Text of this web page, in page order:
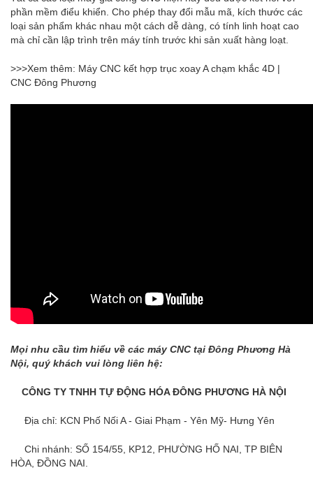
phần mềm điểu khiển. Cho phép thay đổi mẫu mã, kích thước các
loại sản phẩm khác nhau một cách dễ dàng, có tính linh hoạt cao
mà chỉ cần lập trình trên máy tính trước khi sản xuất hàng loạt.
>>>Xem thêm: Máy CNC kết hợp trục xoay A chạm khắc 4D |
CNC Đông Phương
Mọi nhu cầu tìm hiểu về các máy CNC tại Đông Phương Hà
Nội, quý khách vui lòng liên hệ:
CÔNG TY TNHH TỰ ĐỘNG HÓA ĐÔNG PHƯƠNG HÀ NỘI
Địa chỉ: KCN Phố Nối A - Giai Phạm - Yên Mỹ- Hưng Yên
Chi nhánh: SỐ 154/55, KP12, PHƯỜNG HỐ NAI, TP BIÊN
HÒA, ĐỒNG NAI.